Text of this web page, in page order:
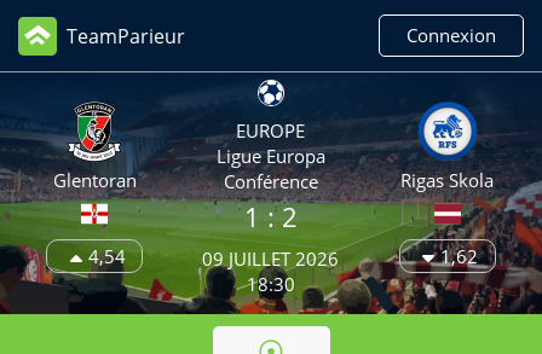
TeamParieur Connexion
Glentoran
4,54
EUROPE
Ligue Europa
Conférence
1 :2
09 JUILLET 2026
18:30
Rigas Skola
1,62